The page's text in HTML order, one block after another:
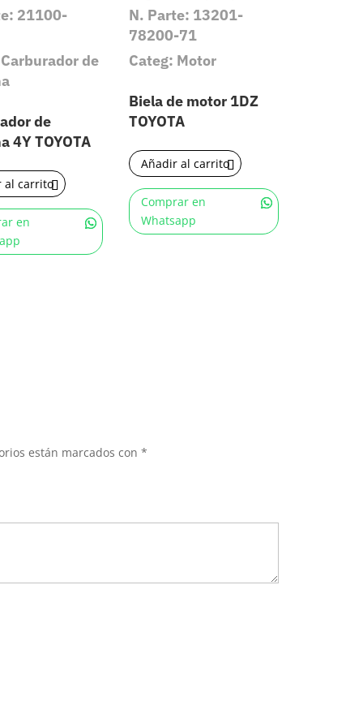
21100-
de
de
4Y TOYOTA
al carrito
en
N. Parte: 13201-
78200-71
Categ: Motor
Biela de motor 1DZ
TOYOTA
Añadir al carrito
Comprar en
Whatsapp
están marcados con*